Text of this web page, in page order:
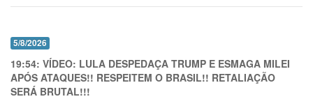
5/8/2026
19:54: VÍDEO: LULA DESPEDAÇA TRUMP E ESMAGA MILEI
APÓS ATAQUES!! RESPEITEM O BRASIL!! RETALIAÇÃO
SERÁ BRUTAL!!!